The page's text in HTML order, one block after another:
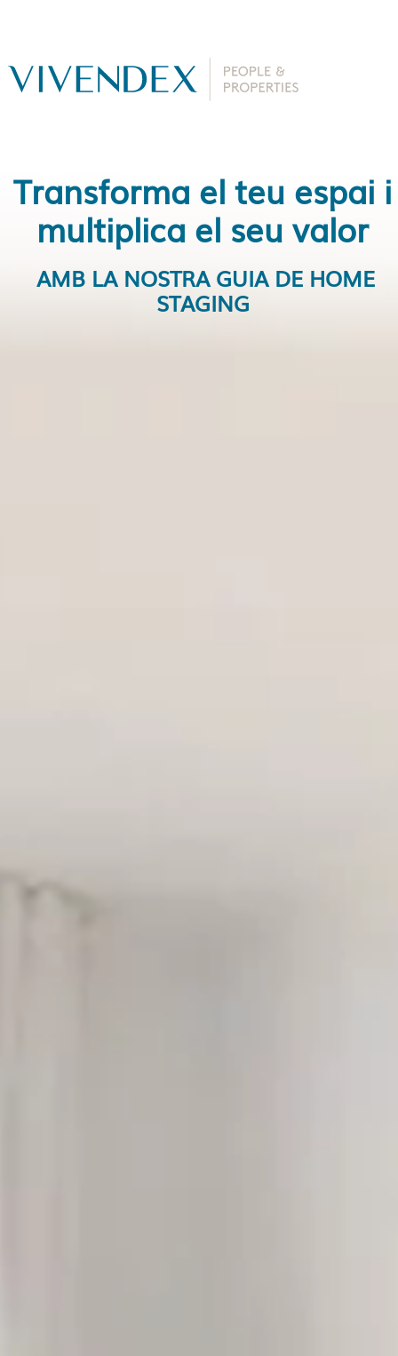
Transforma el teu espai i
multiplica el seu valor
AMB LA NOSTRA GUIA DE HOME
STAGING